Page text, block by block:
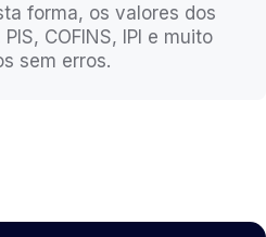
forma, os valores dos
COFINS, IPI e muito
sem erros.